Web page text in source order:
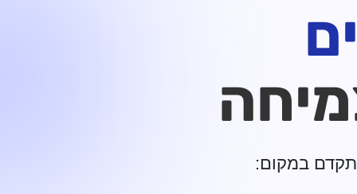
במקום: